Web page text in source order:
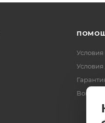
Условия
Условия
Вопрос-